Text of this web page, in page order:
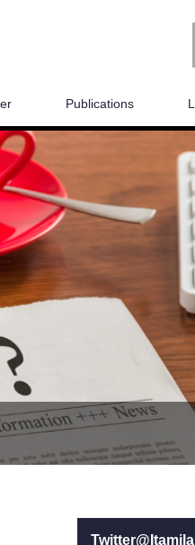
Publications